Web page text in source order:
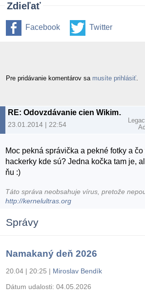
Zdieľať
Facebook Twitter
Pre pridávanie komentárov sa musíte prihlásiť
RE: Odovzdávanie cien Wikimedia: Wiki loves monuments
23.01.2014 | 22:54
Moc pekná správička a pekné fotky a
hackerky kde sú? Jedna kočka tam je,
ňu :)
Táto správa neobsahuje vírus, pretože
http://kernelultras.org
Správy
Namakaný deň 2026
20.04 | 20:25 | Miroslav Bendík
Dátum udalosti: 04.05.2026